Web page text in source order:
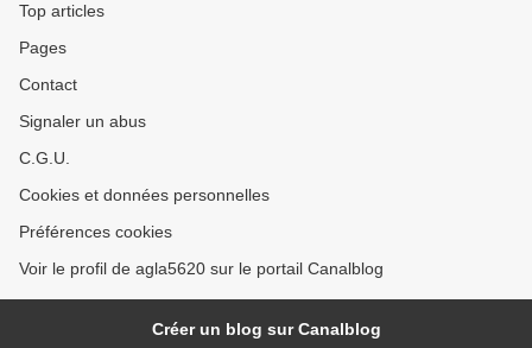
Top articles
Pages
Contact
Signaler un abus
C.G.U.
Cookies et données personnelles
Préférences cookies
Voir le profil de agla5620 sur le portail Canalblog
Créer un blog sur Canalblog